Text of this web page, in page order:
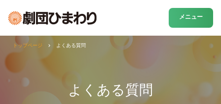
メニュー
よくある質問
トップページ よくある質問